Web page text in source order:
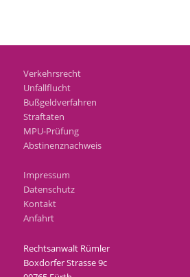
Verkehrsrecht
Unfallflucht
Bußgeldverfahren
Straftaten
MPU-Prüfung
Abstinenznachweis
Impressum
Datenschutz
Kontakt
Anfahrt
Rechtsanwalt Rümler
Boxdorfer Strasse 9c